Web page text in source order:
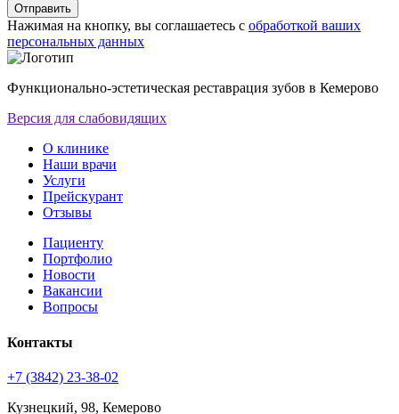
Отправить
Нажимая на кнопку, вы соглашаетесь с обработкой ваших
персональных данных
Функционально-эстетическая реставрация зубов в Кемерово
Версия для слабовидящих
О клинике
Наши врачи
Услуги
Прейскурант
Отзывы
Пациенту
Портфолио
Новости
Вакансии
Вопросы
Контакты
+7 (3842) 23-38-02
Кузнецкий, 98, Кемерово